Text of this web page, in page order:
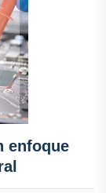
enfoque